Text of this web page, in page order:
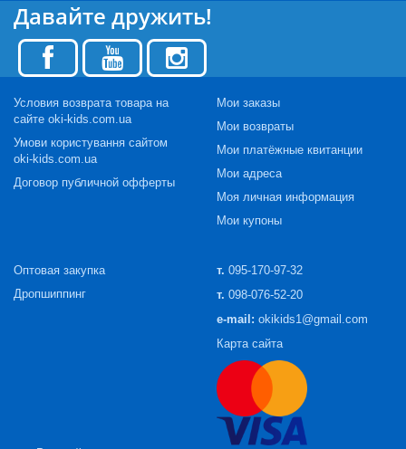
Давайте дружить!
Условия возврата товара на
сайте oki-kids.com.ua
Умови користування сайтом
oki-kids.com.ua
Договор публичной офферты
Мои заказы
Мои возвраты
Мои платёжные квитанции
Мои адреса
Моя личная информация
Мои купоны
Оптовая закупка
Дропшиппинг
т. 095-170-97-32
т. 098-076-52-20
e-mail: okikids1@gmail.com
Карта сайта